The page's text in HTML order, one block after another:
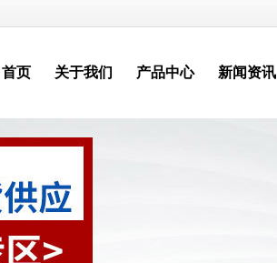
首页 关于我们 产品中心 新闻资讯